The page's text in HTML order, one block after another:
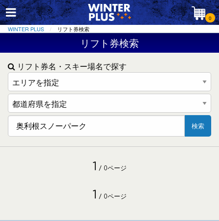
0
WINTER PLUS リフト券検索
リフト券検索
リフト券名・スキー場名で探す
検索
1 / 0ページ
1 / 0ページ